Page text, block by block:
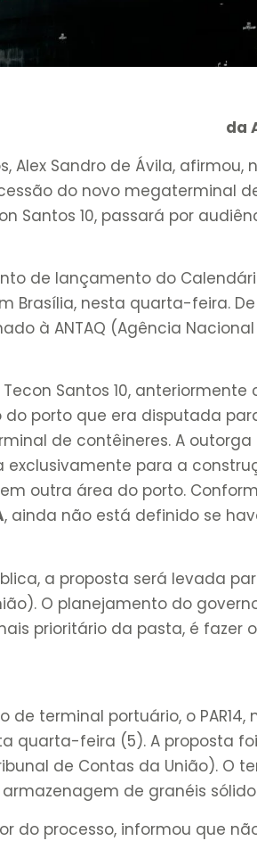
da
Alex Sandro de Ávila, afirmou,
do novo megaterminal
Santos 10, passará por
de lançamento do
Brasília, nesta quarta-feira.
à ANTAQ (Agência
Santos 10,
do porto que era disputada
de contêineres. A
para a
outra área do porto.
, ainda não está definido se
a proposta será levada
O planejamento do
prioritário da pasta, é fazer
terminal portuário, o PAR14,
quarta-feira (5). A proposta
de Contas da União). O
de granéis
do processo, informou que